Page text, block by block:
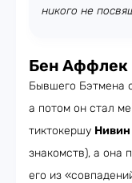
никого не
Бен Аффлек
Бывшего Бэтмена
а потом он стал
тиктокершу
знакомств), а она
его из